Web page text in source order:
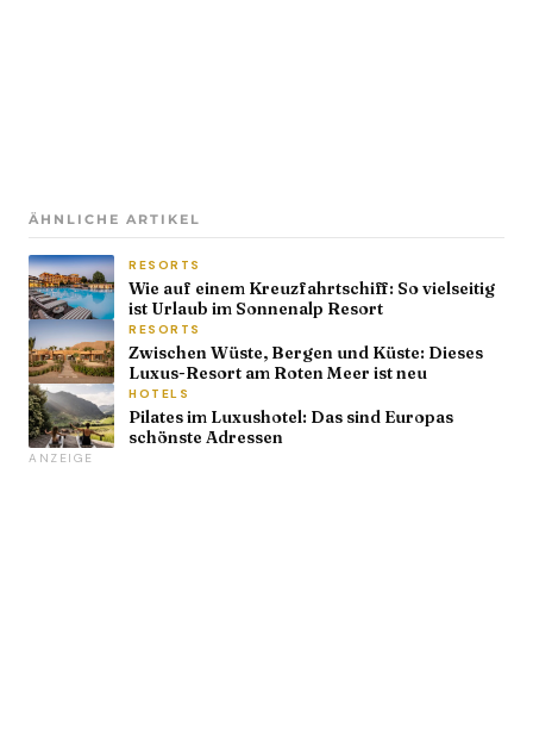
ÄHNLICHE ARTIKEL
RESORTS
Wie auf einem Kreuzfahrtschiff: So vielseitig
ist Urlaub im Sonnenalp Resort
RESORTS
Zwischen Wüste, Bergen und Küste: Dieses
Luxus-Resort am Roten Meer ist neu
HOTELS
Pilates im Luxushotel: Das sind Europas
schönste Adressen
ANZEIGE